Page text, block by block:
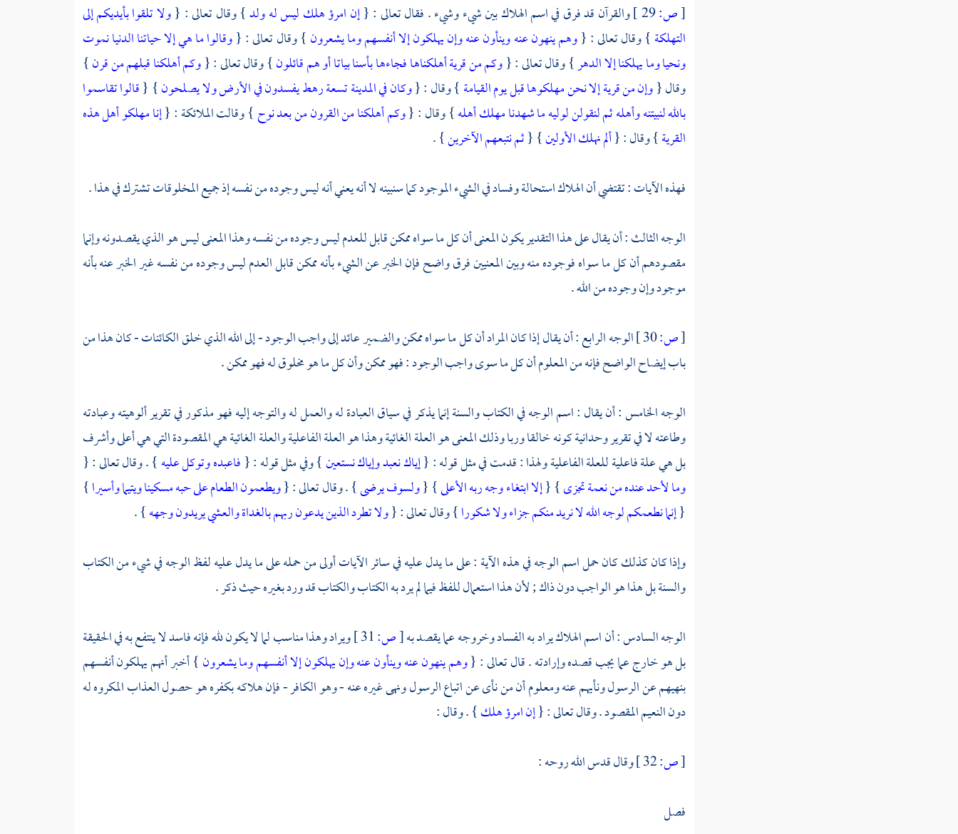
[ص:29 ] والقرآن قد فرق في اسم الهلاك بين شيء وشيء . فقال تعالى : {إن امرؤ هلك ليس له ولد} وقال تعالى : {ولا تلقوا بأيديكم إلى
التهلكة} وقال تعالى : {وهم ينهون عنه وينأون عنه وإن يهلكون إلا أنفسهم وما يشعرون} وقال تعالى : {وقالوا ما هي إلا حياتنا الدنيا نموت
ونحيا وما يهلكنا إلا الدهر} وقال تعالى : {وكم من قرية أهلكناها فجاءها بأسنا بياتا أو هم قائلون} وقال تعالى : {وكم أهلكنا قبلهم من قرن}
وقال {وإن من قرية إلا نحن مهلكوها قبل يوم القيامة} وقال : {وكان في المدينة تسعة رهط يفسدون في الأرض ولا يصلحون} {قالوا تقاسموا
بالله لنبيتنه وأهله ثم لنقولن لوليه ما شهدنا مهلك أهله} وقال : {وكم أهلكنا من القرون من بعد نوح} وقالت الملائكة : {إنا مهلكو أهل هذه
القرية} وقال : {ألم نهلك الأولين} {ثم نتبعهم الآخرين} .
فهذه الآيات : تقتضي أن الهلاك استحالة وفساد في الشيء الموجود كما سنبينه لا أنه يعني أنه ليس وجوده من نفسه إذ جميع المخلوقات تشترك في هذا .
الوجه الثالث : أن يقال على هذا التقدير يكون المعنى أن كل ما سواه ممكن قابل للعدم ليس وجوده من نفسه وهذا المعنى ليس هو الذي يقصدونه وإنما
مقصودهم أن كل ما سواه فوجوده منه وبين المعنيين فرق واضح فإن الخبر عن الشيء بأنه ممكن قابل العدم ليس وجوده من نفسه غير الخبر عنه بأنه
موجود وإن وجوده من الله .
[ص:30 ]
الوجه الرابع : أن يقال إذا كان المراد أن كل ما سواه ممكن والضمير عائد إلى واجب الوجود - إلى الله الذي خلق الكائنات - كان هذا من
باب إيضاح الواضح فإنه من المعلوم أن كل ما سوى واجب الوجود : فهو ممكن وأن كل ما هو مخلوق له فهو ممكن .
الوجه الخامس : أن يقال : اسم الوجه في الكتاب والسنة إنما يذكر في سياق العبادة له والعمل له والتوجه إليه فهو مذكور في تقرير ألوهيته وعبادته
وطاعته لا في تقرير وحدانية كونه خالقا وربا وذلك المعنى هو العلة الغائية وهذا هو العلة الفاعلية والعلة الغائية هي المقصودة التي هي أعلى وأشرف
بل هي علة فاعلية للعلة الفاعلية ولهذا : قدمت في مثل قوله : {إياك نعبد وإياك نستعين} وفي مثل قوله : {فاعبده وتوكل عليه} . وقال تعالى : {
وما لأحد عنده من نعمة تجزى} {إلا ابتغاء وجه ربه الأعلى} {ولسوف يرضى} . وقال تعالى : {ويطعمون الطعام على حبه مسكينا ويتيما وأسيرا}
{إنما نطعمكم لوجه الله لا نريد منكم جزاء ولا شكورا} وقال تعالى : {ولا تطرد الذين يدعون ربهم بالغداة والعشي يريدون وجهه} .
وإذا كان كذلك كان حمل اسم الوجه في هذه الآية : على ما يدل عليه في سائر الآيات أولى من حمله على ما يدل عليه لفظ الوجه في شيء من الكتاب
والسنة بل هذا هو الواجب دون ذاك ; لأن هذا استعمال للفظ فيما لم يرد به الكتاب والكتاب قد ورد بغيره حيث ذكر .
الوجه السادس : أن اسم الهلاك يراد به الفساد وخروجه عما يقصد به[ص:
ويراد وهذا مناسب لما لا يكون لله فإنه فاسد لا ينتفع به في الحقيقة
بل هو خارج عما يجب قصده وإرادته . قال تعالى : {وهم ينهون عنه وينأون عنه وإن يهلكون إلا أنفسهم وما يشعرون} أخبر أنهم يهلكون أنفسهم
بنهيهم عن الرسول ونأيهم عنه ومعلوم أن من نأى عن اتباع الرسول ونهى غيره عنه - وهو الكافر - فإن هلاكه بكفره هو حصول العذاب المكروه له
دون النعيم المقصود . وقال تعالى : {إن امرؤ هلك} . وقال :
[ص:
وقال قدس الله روحه :
فصل